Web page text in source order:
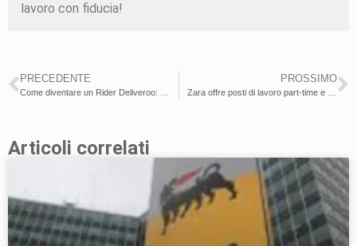
lavoro con fiducia!
PRECEDENTE PROSSIMO
Articoli correlati